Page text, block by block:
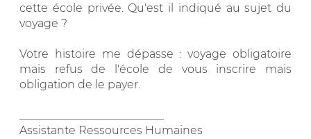
cette école privée. Qu'est il indiqué au sujet du
voyage ?
Votre histoire me dépasse : voyage obligatoire
mais refus de l'école de vous inscrire mais
obligation de le payer.
Assistante Ressources Humaines